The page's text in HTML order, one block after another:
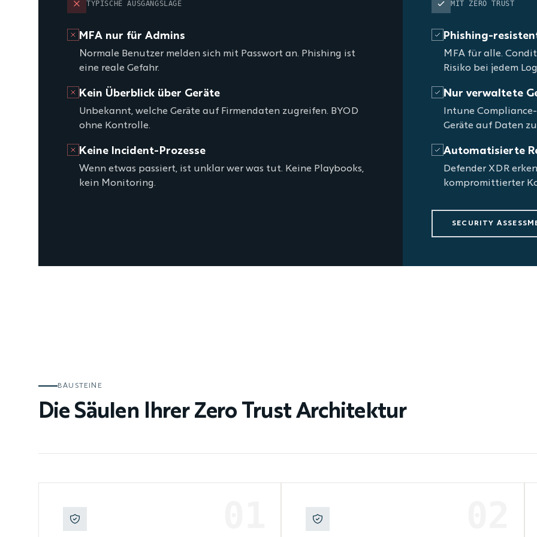
TYPISCHE AUSGANGSLAGE
MFA nur für Admins
Normale Benutzer melden sich mit Passwort an. Phishing ist
eine reale Gefahr.
Kein Überblick über Geräte
Unbekannt, welche Geräte auf Firmendaten zugreifen. BYOD
ohne Kontrolle.
Keine Incident-Prozesse
Wenn etwas passiert, ist unklar wer was tut. Keine Playbooks,
kein Monitoring.
MIT ZERO TRUST
Phishing-
MFA für alle.
Risiko bei jedem
Nur verwaltete
Intune
Geräte auf Daten
Automatisierte
Defender XDR
kompromittierter
SECURITY
BAUSTEINE
Die Säulen Ihrer Zero Trust Architektur